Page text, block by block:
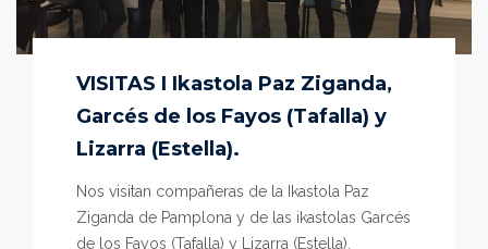
VISITAS I Ikastola Paz Ziganda,
Garcés de los Fayos (Tafalla) y
Lizarra (Estella).
Nos visitan compañeras de la Ikastola Paz
Ziganda de Pamplona y de las ikastolas Garcés
de los Fayos (Tafalla) y Lizarra (Estella).